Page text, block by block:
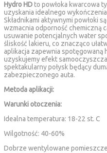
Hydro HDto powłoka kwarcowa
uzyskania idealnego
Składnikami aktywnymi powłoki
wzmacnia odporność chemiczną
usuwanie potencjalnych water
śliskość lakieru, co znacząco
aplikacja zapewnia spotęgowaną
uzyskujemy efekt
spektakularny połysk będący
zabezpieczonego auta.
Metoda aplikacji:
Warunki otoczenia:
Idealna temperatura: 18-22 st. C
Wilgotność: 40-60%
Dobrze wentylowane